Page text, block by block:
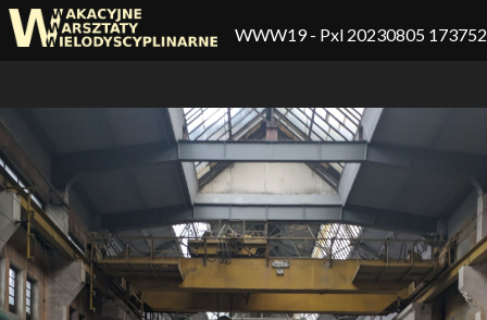
WWW19- Pxl 20230805